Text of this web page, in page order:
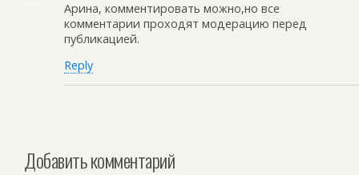
Арина, комментировать можно,но все
комментарии проходят модерацию перед
публикацией.
Reply
Добавить комментарий